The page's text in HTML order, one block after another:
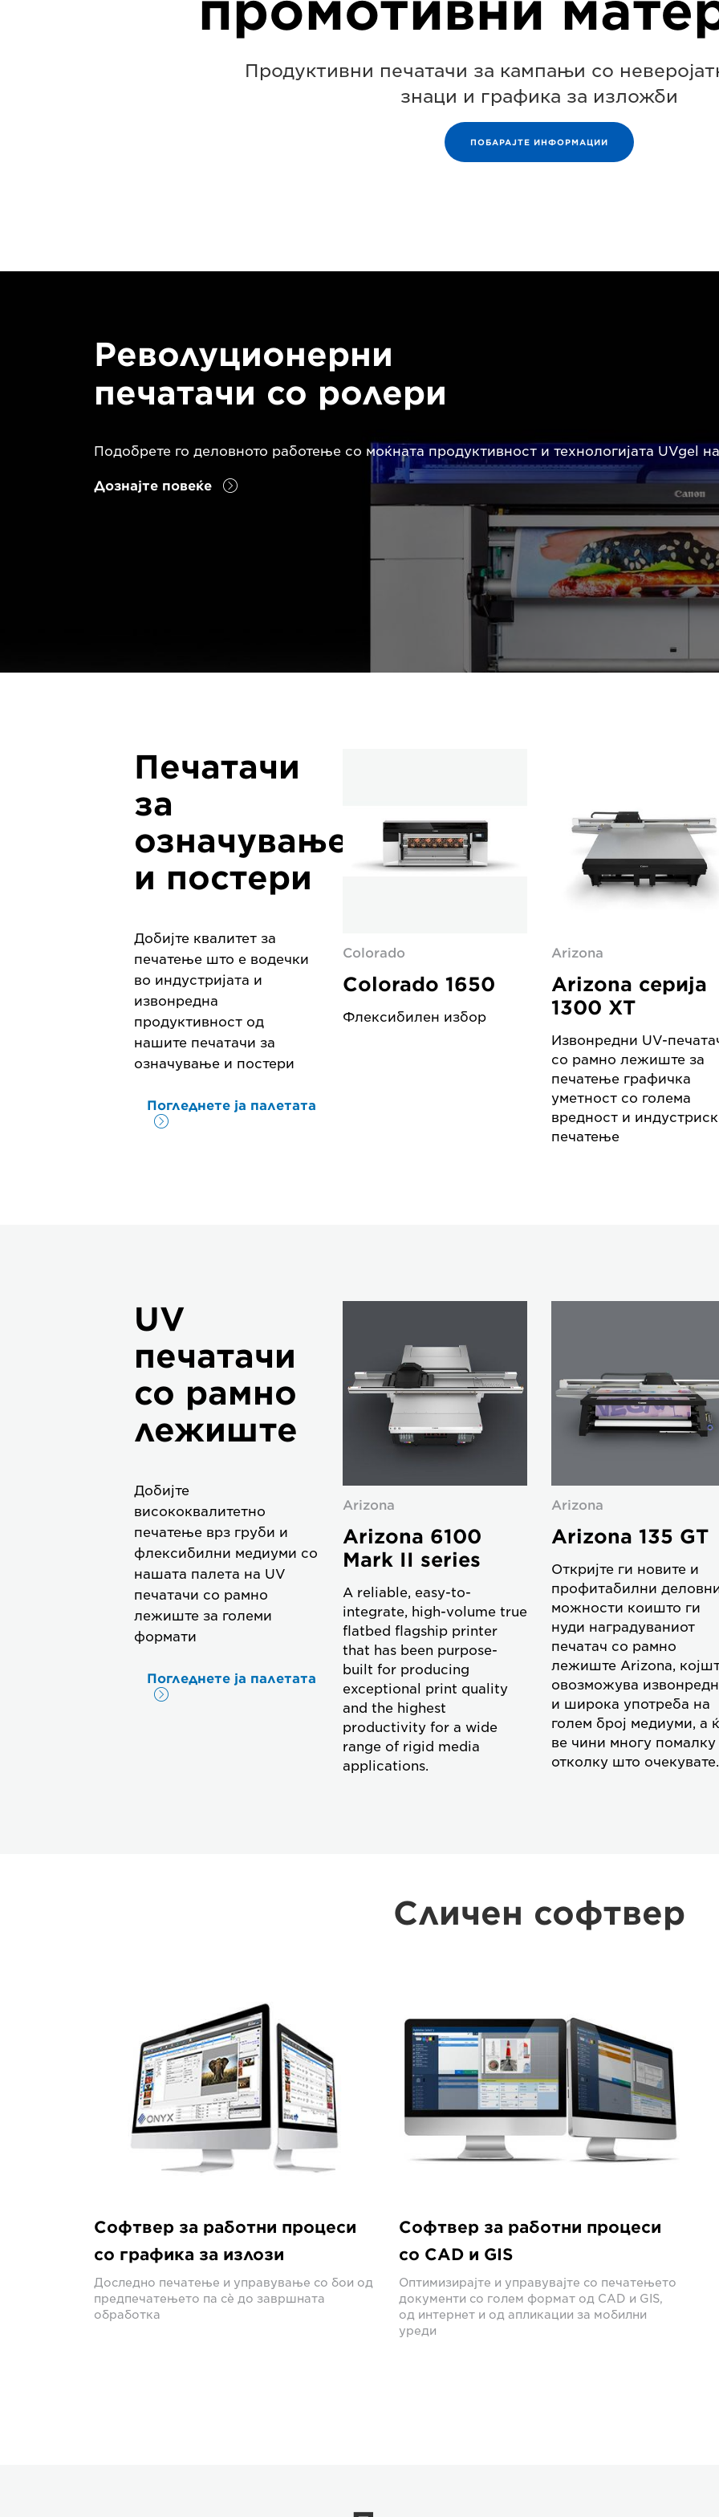
Продуктивни печатачи за кампањи со
знаци и графика за изложби
ПОБАРАЈТЕ ИНФОРМАЦИИ
Револуционерни
печатачи со ролери
Подобрете го деловното работење со моќната продуктивност и технологијата UVgel
Дознајте повеќе
Печатачи
за
означување
и постери
Добијте квалитет за
печатење што е водечки
во индустријата и
извонредна
продуктивност од
нашите печатачи за
означување и постери
Погледнете ја палетата
Colorado
Colorado 1650
Флексибилен избор
Arizona
Arizona серија
1300 XT
Извонредни UV-
со рамно лежиште за
печатење графичка
уметност со голема
вредност и
печатење
UV
печатачи
со рамно
лежиште
Добијте
висококвалитетно
печатење врз груби и
флексибилни медиуми со
нашата палета на UV
печатачи со рамно
лежиште за големи
формати
Погледнете ја палетата
Arizona
Arizona 6100
Mark II series
A reliable, easy-to-
integrate, high-volume true
flatbed flagship printer
that has been purpose-
built for producing
exceptional print quality
and the highest
productivity for a wide
range of rigid media
applications.
Arizona
Arizona 135 GT
Откријте ги новите и
профитабилни
можности коишто ги
нуди наградуваниот
печатач со рамно
лежиште Arizona,
овозможува
и широка употреба на
голем број медиуми, а
ве чини многу помалку
отколку што очекувате.
Сличен софтвер
Софтвер за работни процеси
со графика за излози
Доследно печатење и управување со бои од
предпечатењето па сè до завршната
обработка
Софтвер за работни процеси
со CAD и GIS
Оптимизирајте и управувајте со печатењето
документи со голем формат од CAD и GIS,
од интернет и од апликации за мобилни
уреди